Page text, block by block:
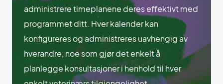
administrere timeplanene deres effektivt med
programmet ditt. Hver kalender kan
konfigureres og administreres uavhengig av
hverandre, noe som gjør det enkelt å
planlegge konsultasjoner i henhold til hver